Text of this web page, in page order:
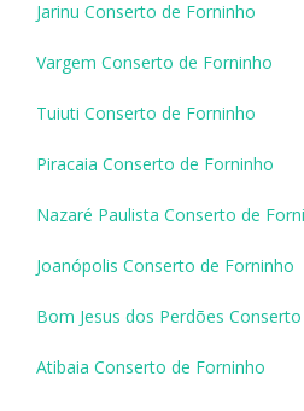
Jarinu Conserto de Forninho
Vargem Conserto de Forninho
Tuiuti Conserto de Forninho
Piracaia Conserto de Forninho
Nazaré Paulista Conserto de
Joanópolis Conserto de Forninho
Bom Jesus dos Perdões
Atibaia Conserto de Forninho